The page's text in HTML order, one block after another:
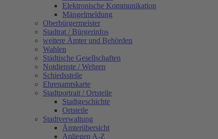
Elektronische Kommunikation
Mängelmeldung
Oberbürgermeister
Stadtrat / Bürgerinfos
weitere Ämter und Behörden
Wahlen
Städtische Gesellschaften
Notdienste / Wehren
Schiedsstelle
Ehrenamtskarte
Stadtportrait / Ortsteile
Stadtgeschichte
Ortsteile
Stadtverwaltung
Ämterübersicht
Anliegen A-Z